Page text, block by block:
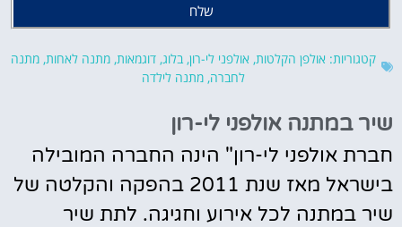
שלח
קטגוריות: אולפן הקלטות,אולפני לי-רון,בלוג,דוגמאות,מתנה לאחות,מתנה
לחברה,מתנה לילדה
שיר במתנה אולפני לי-רון
חברת אולפני לי-רון" הינה החברה המובילה
בישראל מאז שנת 2011 בהפקה והקלטה של
שיר במתנה לכל אירוע וחגיגה. לתת שיר